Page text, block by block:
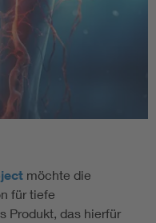
möchte die
für tiefe
Produkt, das hierfür